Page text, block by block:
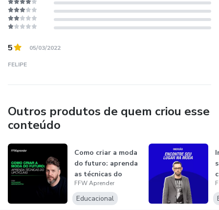
5 05/03/2022
FELIPE
Outros produtos de quem criou esse
conteúdo
Como criar a moda
do futuro: aprenda
as técnicas do
Upcyclin...
FFW Aprender
Educacional